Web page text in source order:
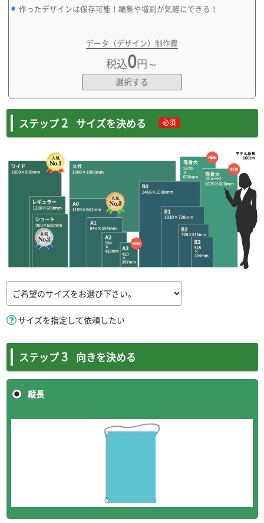
作ったデザインは保存可能！編集や増刷が気軽にできる！
データ（デザイン）制作費
税込0円～
選択する
ステップ2 サイズを決める 必須
サイズを指定して依頼したい
ステップ3 向きを決める
縦長